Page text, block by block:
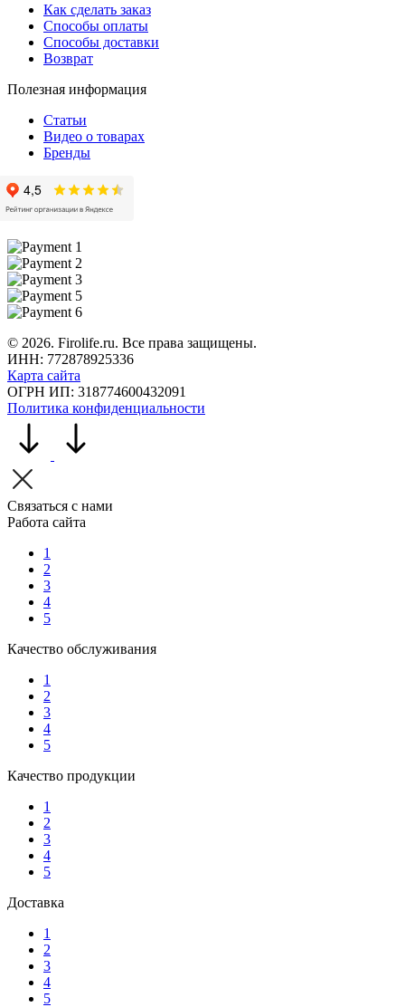
Как сделать заказ
Способы оплаты
Способы доставки
Возврат
Полезная информация
Статьи
Видео о товарах
Бренды
© 2026. Firolife.ru. Все права защищены.
ИНН: 772878925336
Карта сайта
ОГРН ИП: 318774600432091
Политика конфиденциальности
Связаться с нами
Работа сайта
1
2
3
4
5
Качество обслуживания
1
2
3
4
5
Качество продукции
1
2
3
4
5
Доставка
1
2
3
4
5